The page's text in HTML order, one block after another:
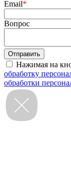
Email*
Вопрос
Нажимая на
обработку
обработки